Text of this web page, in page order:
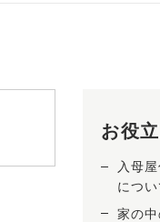
お役
入母
につい
家の